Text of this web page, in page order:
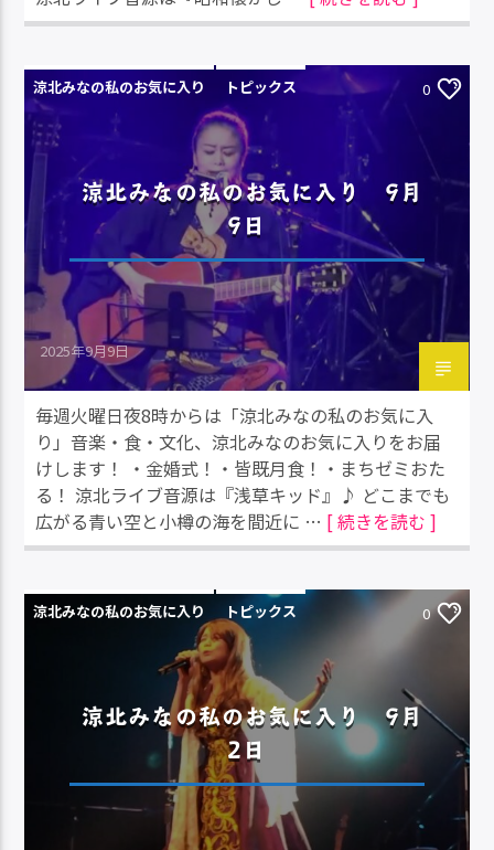
涼北みなの私のお気に入り トピックス 0
涼北みなの私のお気に入り 9月
9日
2025年9月9日
毎週火曜日夜8時からは「涼北みなの私のお気に入
り」音楽・食・文化、涼北みなのお気に入りをお届
けします！ ・金婚式！・皆既月食！・まちゼミおた
る！ 涼北ライブ音源は『浅草キッド』♪ どこまでも
広がる青い空と小樽の海を間近に … [ 続きを読む ]
涼北みなの私のお気に入り トピックス 0
涼北みなの私のお気に入り 9月
2日